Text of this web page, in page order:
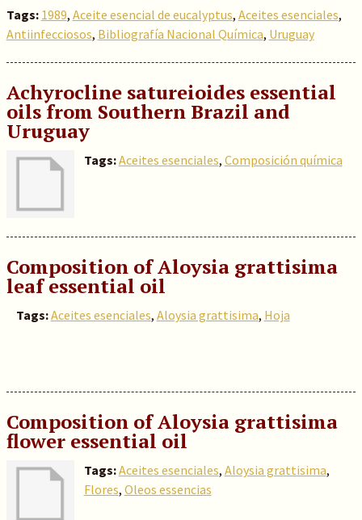
Tags: 1989, Aceite esencial de eucalyptus, Aceites esenciales,
Antiinfecciosos, Bibliografía Nacional Química, Uruguay
Achyrocline satureioides essential
oils from Southern Brazil and
Uruguay
Tags:Aceites esenciales, Composición química
Composition of Aloysia grattisima
leaf essential oil
Tags:Aceites esenciales, Aloysia grattisima, Hoja
Composition of Aloysia grattisima
flower essential oil
Tags:Aceites esenciales, Aloysia grattisima,
Flores, Oleos essencias